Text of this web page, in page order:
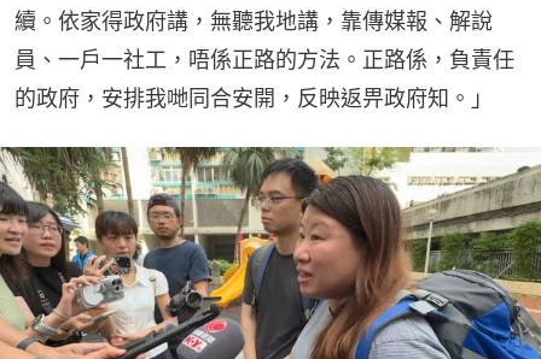
續。依家得政府講，無聽我地講，靠傳媒報、解說
員、一戶一社工，唔係正路的方法。正路係，負責任
的政府，安排我哋同合安開，反映返畀政府知。」